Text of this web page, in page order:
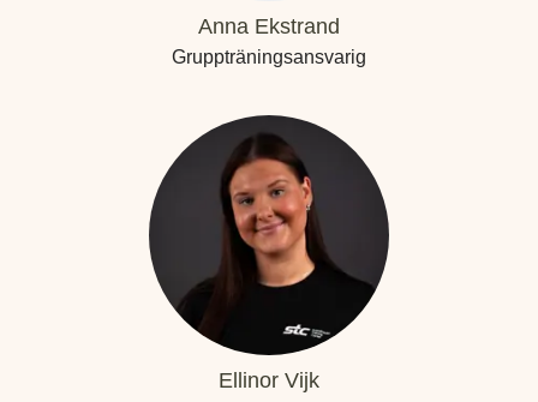
Anna Ekstrand
Gruppträningsansvarig
Ellinor Vijk